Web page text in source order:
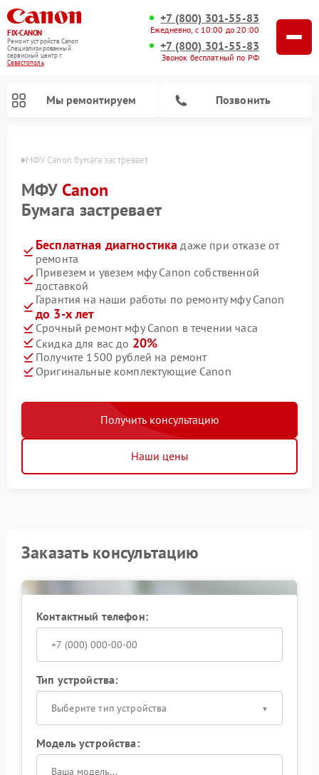
FIX-CANON
Ремонт устройств Canon
Специализированный
cервисный центр г.
Севастополь
+7 (800) 301-55-83
Ежедневно, с 10:00 до 20:00
+7 (800) 301-55-83
Звонок бесплатный по РФ
Мы ремонтируем Позвонить
МФУ Canon бумага застревает
МФУ Canon
Бумага застревает
Бесплатная диагностика даже при отказе от
ремонта
Привезем и увезем мфу Canon собственной
доставкой
Гарантия на наши работы по ремонту мфу Canon
до 3-х лет
Срочный ремонт мфу Canon в течении часа
Скидка для вас до 20%
Получите 1500 рублей на ремонт
Оригинальные комплектующие Canon
Получить консультацию
Наши цены
Заказать консультацию
Контактный телефон:
Тип устройства:
Выберите тип устройства
Модель устройства: